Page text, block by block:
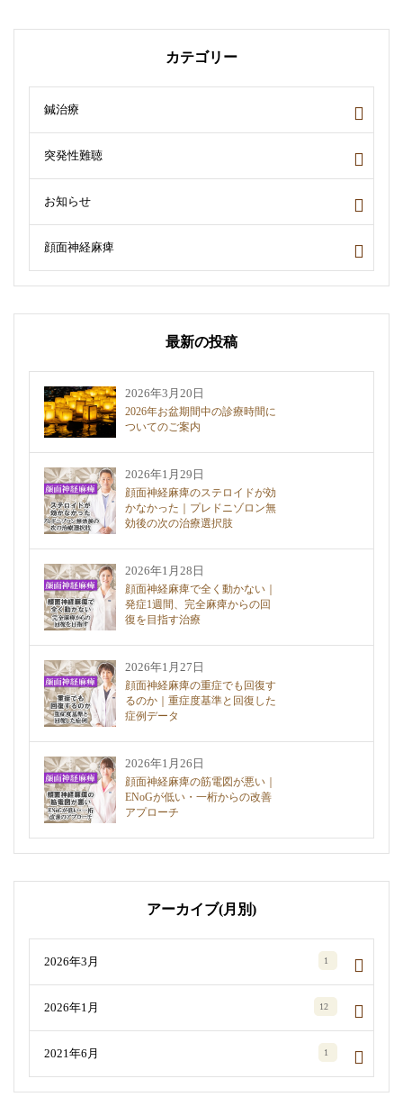
カテゴリー
鍼治療
突発性難聴
お知らせ
顔面神経麻痺
最新の投稿
2026年3月20日
2026年お盆期間中の診療時間に
ついてのご案内
2026年1月29日
顔面神経麻痺のステロイドが効
かなかった｜プレドニゾロン無
効後の次の治療選択肢
2026年1月28日
顔面神経麻痺で全く動かない｜
発症1週間、完全麻痺からの回
復を目指す治療
2026年1月27日
顔面神経麻痺の重症でも回復す
るのか｜重症度基準と回復した
症例データ
2026年1月26日
顔面神経麻痺の筋電図が悪い｜
ENoGが低い・一桁からの改善
アプローチ
アーカイブ(月別)
2026年3月 1
2026年1月 12
2021年6月 1